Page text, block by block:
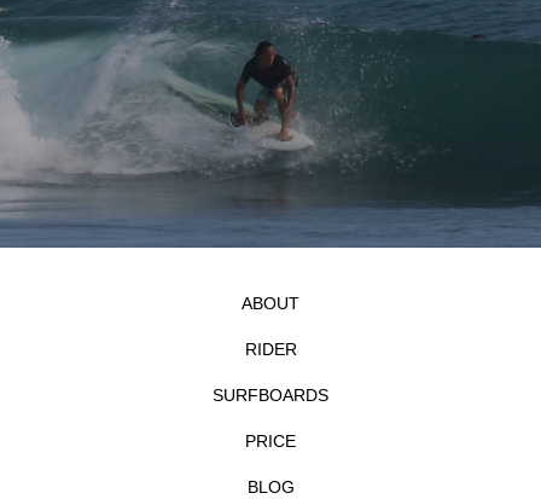
ABOUT
RIDER
SURFBOARDS
PRICE
BLOG